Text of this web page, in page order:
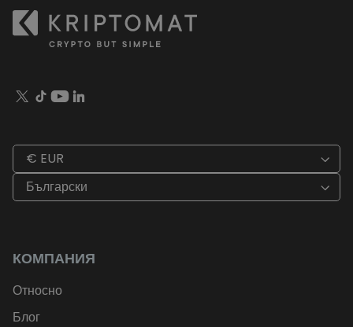
€ EUR
Български
КОМПАНИЯ
Относно
Блог